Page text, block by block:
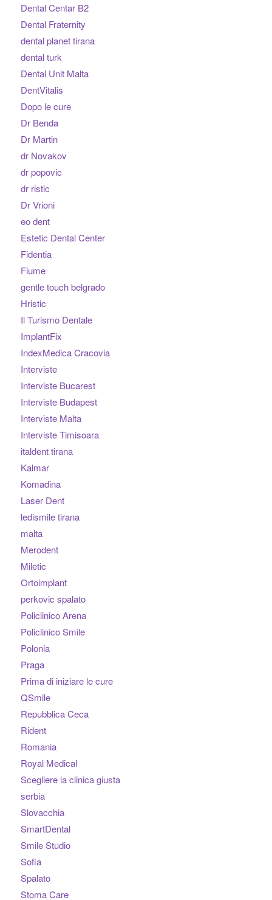
Dental Centar B2
Dental Fraternity
dental planet tirana
dental turk
Dental Unit Malta
DentVitalis
Dopo le cure
Dr Benda
Dr Martin
dr Novakov
dr popovic
dr ristic
Dr Vrioni
eo dent
Estetic Dental Center
Fidentia
Fiume
gentle touch belgrado
Hristic
Il Turismo Dentale
ImplantFix
IndexMedica Cracovia
Interviste
Interviste Bucarest
Interviste Budapest
Interviste Malta
Interviste Timisoara
italdent tirana
Kalmar
Komadina
Laser Dent
ledismile tirana
malta
Merodent
Miletic
Ortoimplant
perkovic spalato
Policlinico Arena
Policlinico Smile
Polonia
Praga
Prima di iniziare le cure
QSmile
Repubblica Ceca
Rident
Romania
Royal Medical
Scegliere la clinica giusta
serbia
Slovacchia
SmartDental
Smile Studio
Sofia
Spalato
Stoma Care